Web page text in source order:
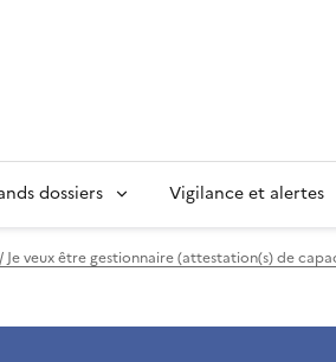
dossiers Vigilance et alertes
/ Je veux être gestionnaire (attestation(s) de